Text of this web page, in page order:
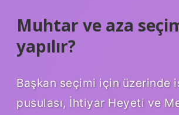
Muhtar ve aza
yapılır?
Başkan seçimi için üzerinde
pusulası, İhtiyar Heyeti ve